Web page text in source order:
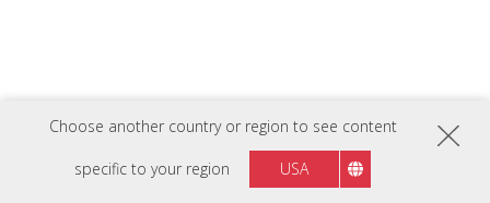
Choose another country or region to see content
specific to your region USA